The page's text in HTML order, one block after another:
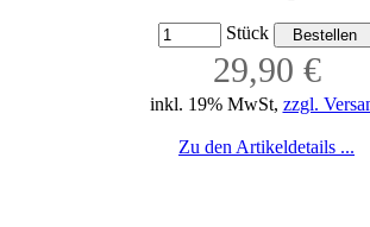
Stück
29,90 €
inkl. 19% MwSt, zzgl.
Zu den Artikeldetails ...